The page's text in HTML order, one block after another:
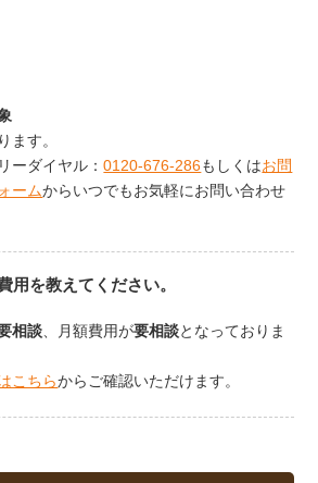
ます。
ーダイヤル：0120-676-286もしくはお問
ームからいつでもお気軽にお問い合わせ
用を教えてください。
相談 、月額費用が要相談となっておりま
こちらからご確認いただけます。